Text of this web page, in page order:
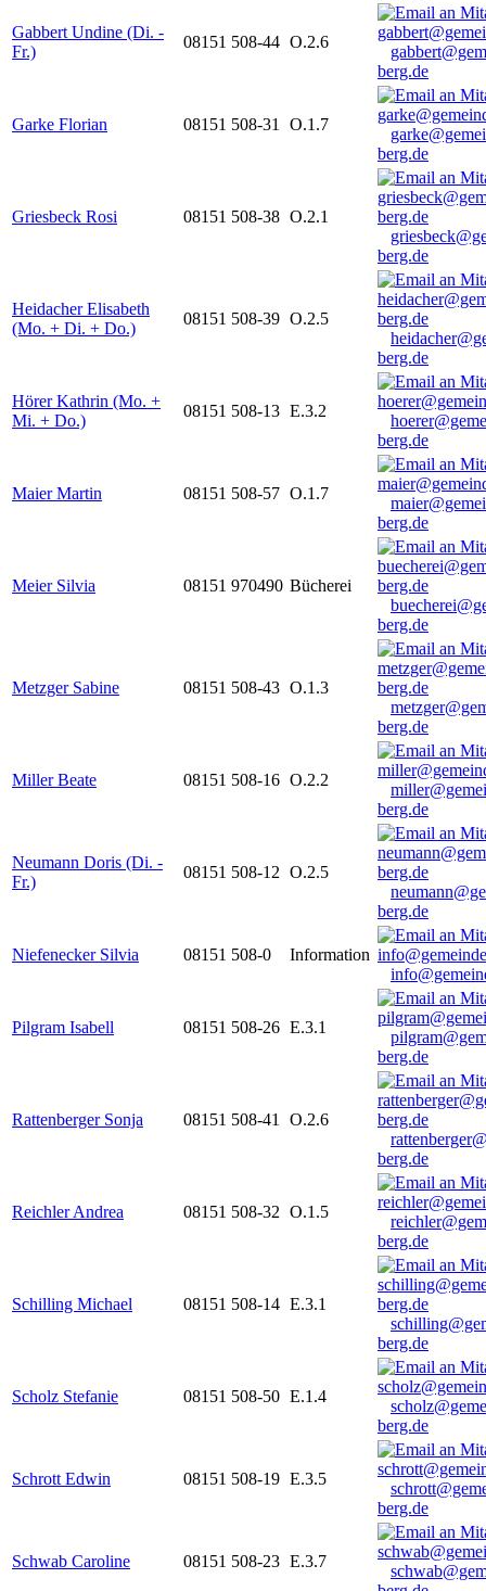
Gabbert Undine (Di. -
Fr.)
08151 508-44 O.2.6
berg.de
Garke Florian 08151 508-31 O.1.7
berg.de
Griesbeck Rosi 08151 508-38 O.2.1
berg.de
Heidacher Elisabeth
(Mo. + Di. + Do.)
08151 508-39 O.2.5
berg.de
Hörer Kathrin (Mo. +
Mi. + Do.)
08151 508-13 E.3.2
berg.de
Maier Martin 08151 508-57 O.1.7
berg.de
Meier Silvia 08151 970490 Bücherei
berg.de
Metzger Sabine 08151 508-43 O.1.3
berg.de
Miller Beate 08151 508-16 O.2.2
berg.de
Neumann Doris (Di. -
Fr.)
08151 508-12 O.2.5
berg.de
Niefenecker Silvia 08151 508-0
Information
Pilgram Isabell 08151 508-26 E.3.1
berg.de
Rattenberger Sonja 08151 508-41
O.2.6
berg.de
Reichler Andrea 08151 508-32 O.1.5
berg.de
Schilling Michael 08151 508-14 E.3.1
berg.de
Scholz Stefanie 08151 508-50 E.1.4
berg.de
Schrott Edwin 08151 508-19 E.3.5
berg.de
Schwab Caroline 08151 508-23 E.3.7